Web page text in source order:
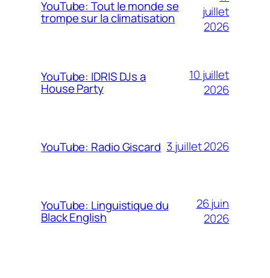
YouTube: Tout le monde se
trompe sur la climatisation
juillet
2026
YouTube: IDRIS DJs a
House Party
10 juillet
2026
YouTube: Radio Giscard 3 juillet 2026
YouTube: Linguistique du
Black English
26 juin
2026